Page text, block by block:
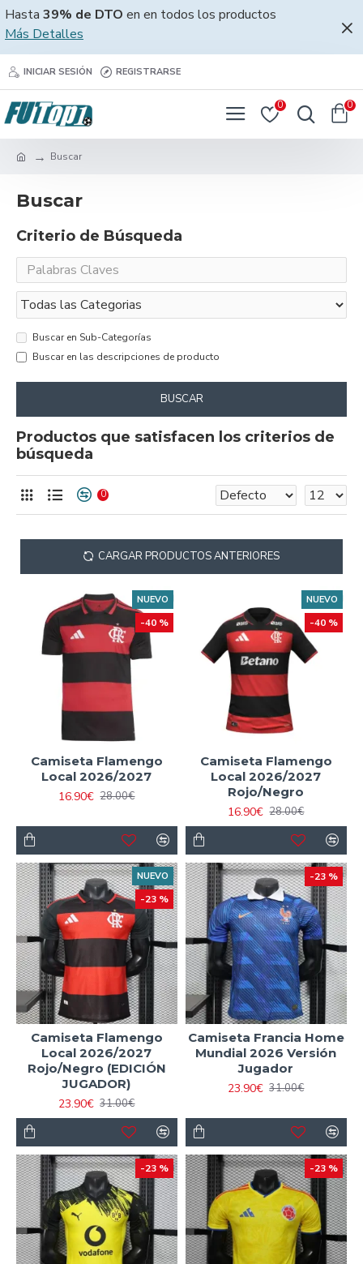
Hasta 39% de DTO en en todos los productos
Más Detalles
INICIAR SESIÓN REGISTRARSE
0 0
Buscar
Buscar
Criterio de Búsqueda
Buscar en Sub-Categorías
Buscar en las descripciones de producto
BUSCAR
Productos que satisfacen los criterios de
búsqueda
0
CARGAR PRODUCTOS ANTERIORES
NUEVO
-40 %
Camiseta Flamengo
Local 2026/2027
16.90€ 28.00€
NUEVO
-40 %
Camiseta Flamengo
Local 2026/2027
Rojo/Negro
16.90€ 28.00€
NUEVO
-23 %
Camiseta Flamengo
Local 2026/2027
Rojo/Negro (EDICIÓN
JUGADOR)
23.90€ 31.00€
-23 %
Camiseta Francia Home
Mundial 2026 Versión
Jugador
23.90€ 31.00€
-23 % -23 %